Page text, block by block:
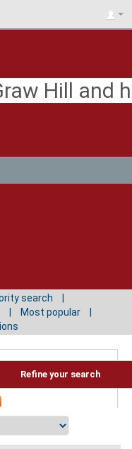
search
Most popular
Refine your search